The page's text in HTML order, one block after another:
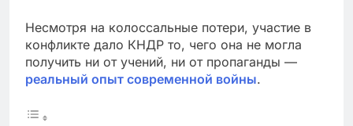
Несмотря на колоссальные потери, участие в
конфликте дало КНДР то, чего она не могла
получить ни от учений, ни от пропаганды —
реальный опыт современной войны.